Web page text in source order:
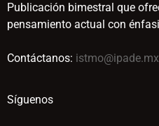
Publicación bimestral que
pensamiento actual con
Contáctanos: istmo@ipade.mx
Síguenos